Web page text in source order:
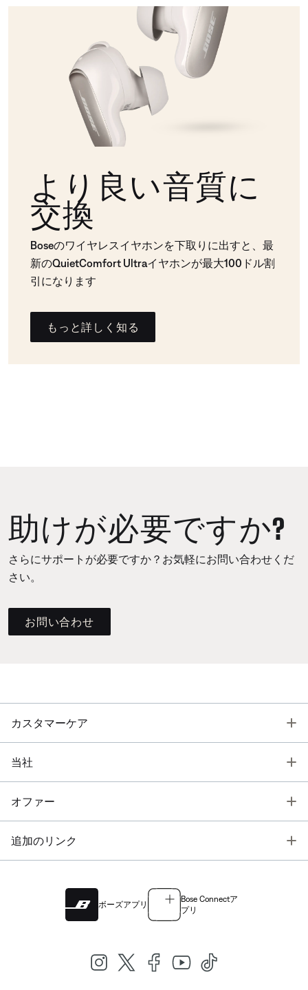
より良い音質に
交換
Boseのワイヤレスイヤホンを下取りに出すと、最
新のQuietComfort Ultraイヤホンが最大100ドル割
引になります
もっと詳しく知る
助けが必要ですか?
さらにサポートが必要ですか？お気軽にお問い合わせくだ
さい。
お問い合わせ
カスタマーケア
当社
オファー
追加のリンク
ボーズアプリ
Bose Connectア
プリ